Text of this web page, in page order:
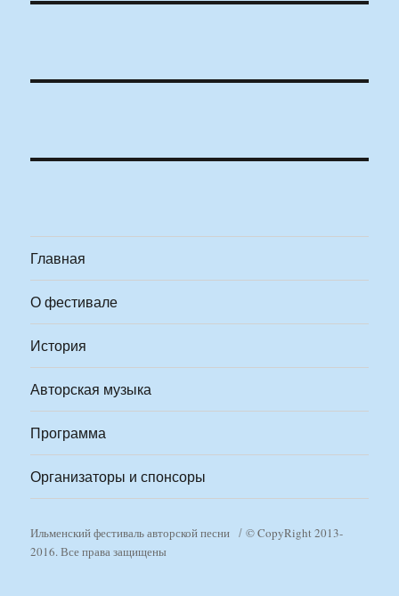
Главная
О фестивале
История
Авторская музыка
Программа
Организаторы и спонсоры
Ильменский фестиваль авторской песни
© CopyRight 2013-
2016. Все права защищены